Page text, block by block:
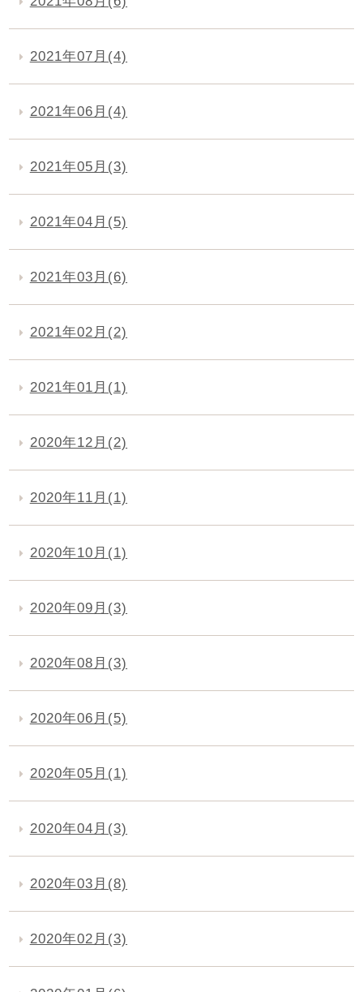
2021年07月(4)
2021年06月(4)
2021年05月(3)
2021年04月(5)
2021年03月(6)
2021年02月(2)
2021年01月(1)
2020年12月(2)
2020年11月(1)
2020年10月(1)
2020年09月(3)
2020年08月(3)
2020年06月(5)
2020年05月(1)
2020年04月(3)
2020年03月(8)
2020年02月(3)